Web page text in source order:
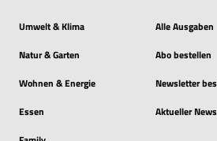
Umwelt & Klima
Natur & Garten
Wohnen & Energie
Essen
Alle Ausgaben
Abo bestellen
Newsletter
Aktueller